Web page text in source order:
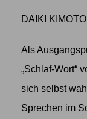
DAIKI
Als
„Schlaf-Wort“
sich selbst
Sprechen im